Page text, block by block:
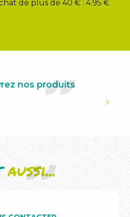
de plus de 40 € : 4.95 €
nos produits
aussi...